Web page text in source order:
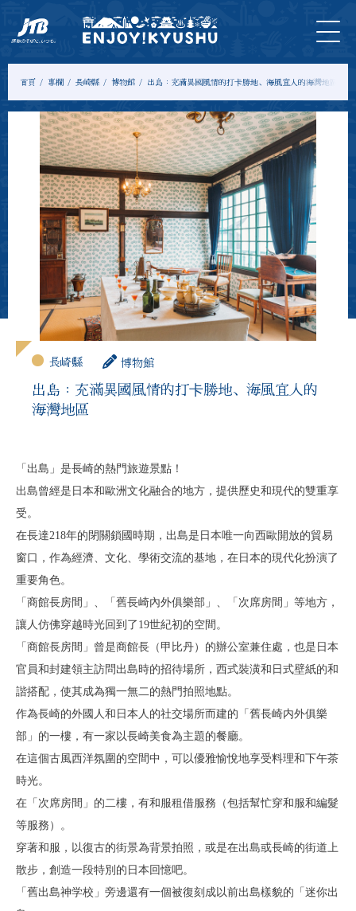
首頁 專欄 長崎縣 博物館 出島：充滿異國風情的打卡勝地、海風宜人的海灣地區
長崎縣 博物館
出島：充滿異國風情的打卡勝地、海風宜人的
海灣地區
「出島」是長崎的熱門旅遊景點！
出島曾經是日本和歐洲文化融合的地方，提供歷史和現代的雙重享
受。
在長達218年的閉關鎖國時期，出島是日本唯一向西歐開放的貿易
窗口，作為經濟、文化、學術交流的基地，在日本的現代化扮演了
重要角色。
「商館長房間」、「舊長崎內外俱樂部」、「次席房間」等地方，
讓人仿佛穿越時光回到了19世紀初的空間。
「商館長房間」曾是商館長（甲比丹）的辦公室兼住處，也是日本
官員和封建領主訪問出島時的招待場所，西式裝潢和日式壁紙的和
諧搭配，使其成為獨一無二的熱門拍照地點。
作為長崎的外國人和日本人的社交場所而建的「舊長崎内外俱樂
部」的一樓，有一家以長崎美食為主題的餐廳。
在這個古風西洋氛圍的空間中，可以優雅愉悅地享受料理和下午茶
時光。
在「次席房間」的二樓，有和服租借服務（包括幫忙穿和服和編髮
等服務）。
穿著和服，以復古的街景為背景拍照，或是在出島或長崎的街道上
散步，創造一段特別的日本回憶吧。
「舊出島神学校」旁邊還有一個被復刻成以前出島樣貌的「迷你出
首
頁
最新
資訊
旅遊
＆體
驗
門
票